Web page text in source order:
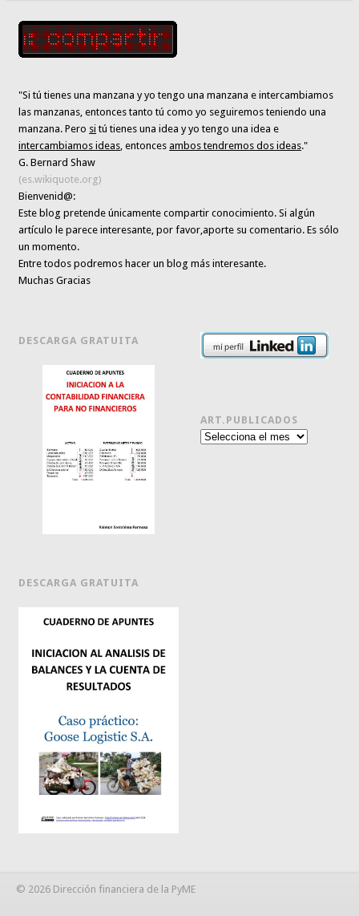
"Si tú tienes una manzana y yo tengo una manzana e intercambiamos
las manzanas, entonces tanto tú como yo seguiremos teniendo una
manzana. Pero si tú tienes una idea y yo tengo una idea e
intercambiamos ideas, entoncesambos tendremos dos ideas."
G. Bernard Shaw
(es.wikiquote.org)
Bienvenid@:
Este blog pretende únicamentecompartir conocimiento. Si algún
artículo le parece interesante,por favor,aporte su comentario. Es sólo
un momento.
Entre todos podremos hacer un blog más interesante.
Muchas Gracias
DESCARGA GRATUITA
DESCARGA GRATUITA
ART.PUBLICADOS
Art.publicados
© 2026 Dirección financiera de la PyME